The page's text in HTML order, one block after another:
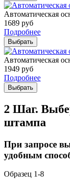
Автоматическая
1689 руб
Подробнее
Выбрать
Автоматическая
1949 руб
Подробнее
Выбрать
2 Шаг.
штампа
При запросе
удобным
Образец 1-8